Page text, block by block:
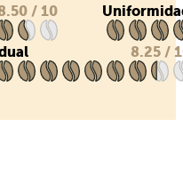
/ 10
8.25 /